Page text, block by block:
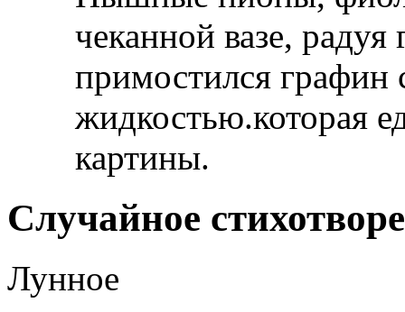
чеканной вазе,
примостился графин
жидкостью.которая
картины.
Случайное
Лунное